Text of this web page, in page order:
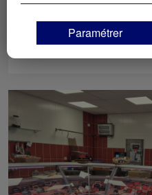
Tabac
vos centres d'intérêt. Seuls les
déposés et lus sur votre terminal.
Vous pouvez exprimer vos
Paramétrer